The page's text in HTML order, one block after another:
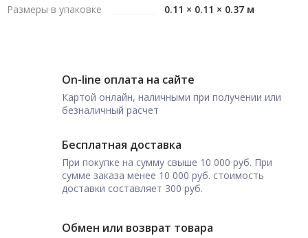
Размеры в упаковке 0.11 × 0.11 × 0.37 м
On-line оплата на сайте
Картой онлайн, наличными при получении или
безналичный расчет
Бесплатная доставка
При покупке на сумму свыше 10 000 руб. При
сумме заказа менее 10 000 руб. стоимость
доставки составляет 300 руб.
Обмен или возврат товара